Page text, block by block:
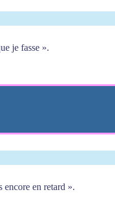
je fasse ».
en retard ».